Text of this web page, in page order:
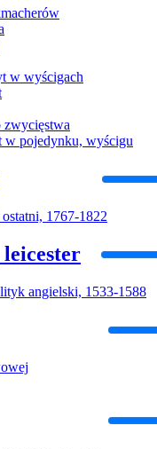
w wyścigach
zwycięstwa
w pojedynku, wyścigu
1767-1822
angielski, 1533-1588